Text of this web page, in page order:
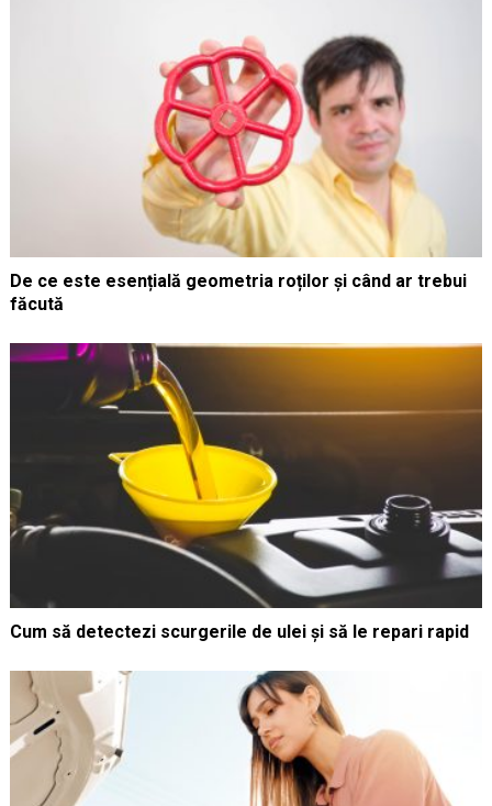
De ce este esențială geometria roților și când ar trebui
făcută
Cum să detectezi scurgerile de ulei și să le repari rapid